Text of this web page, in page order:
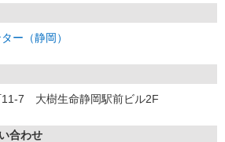
ー（静岡）
11-7 大樹生命静岡駅前ビル2F
合わせ